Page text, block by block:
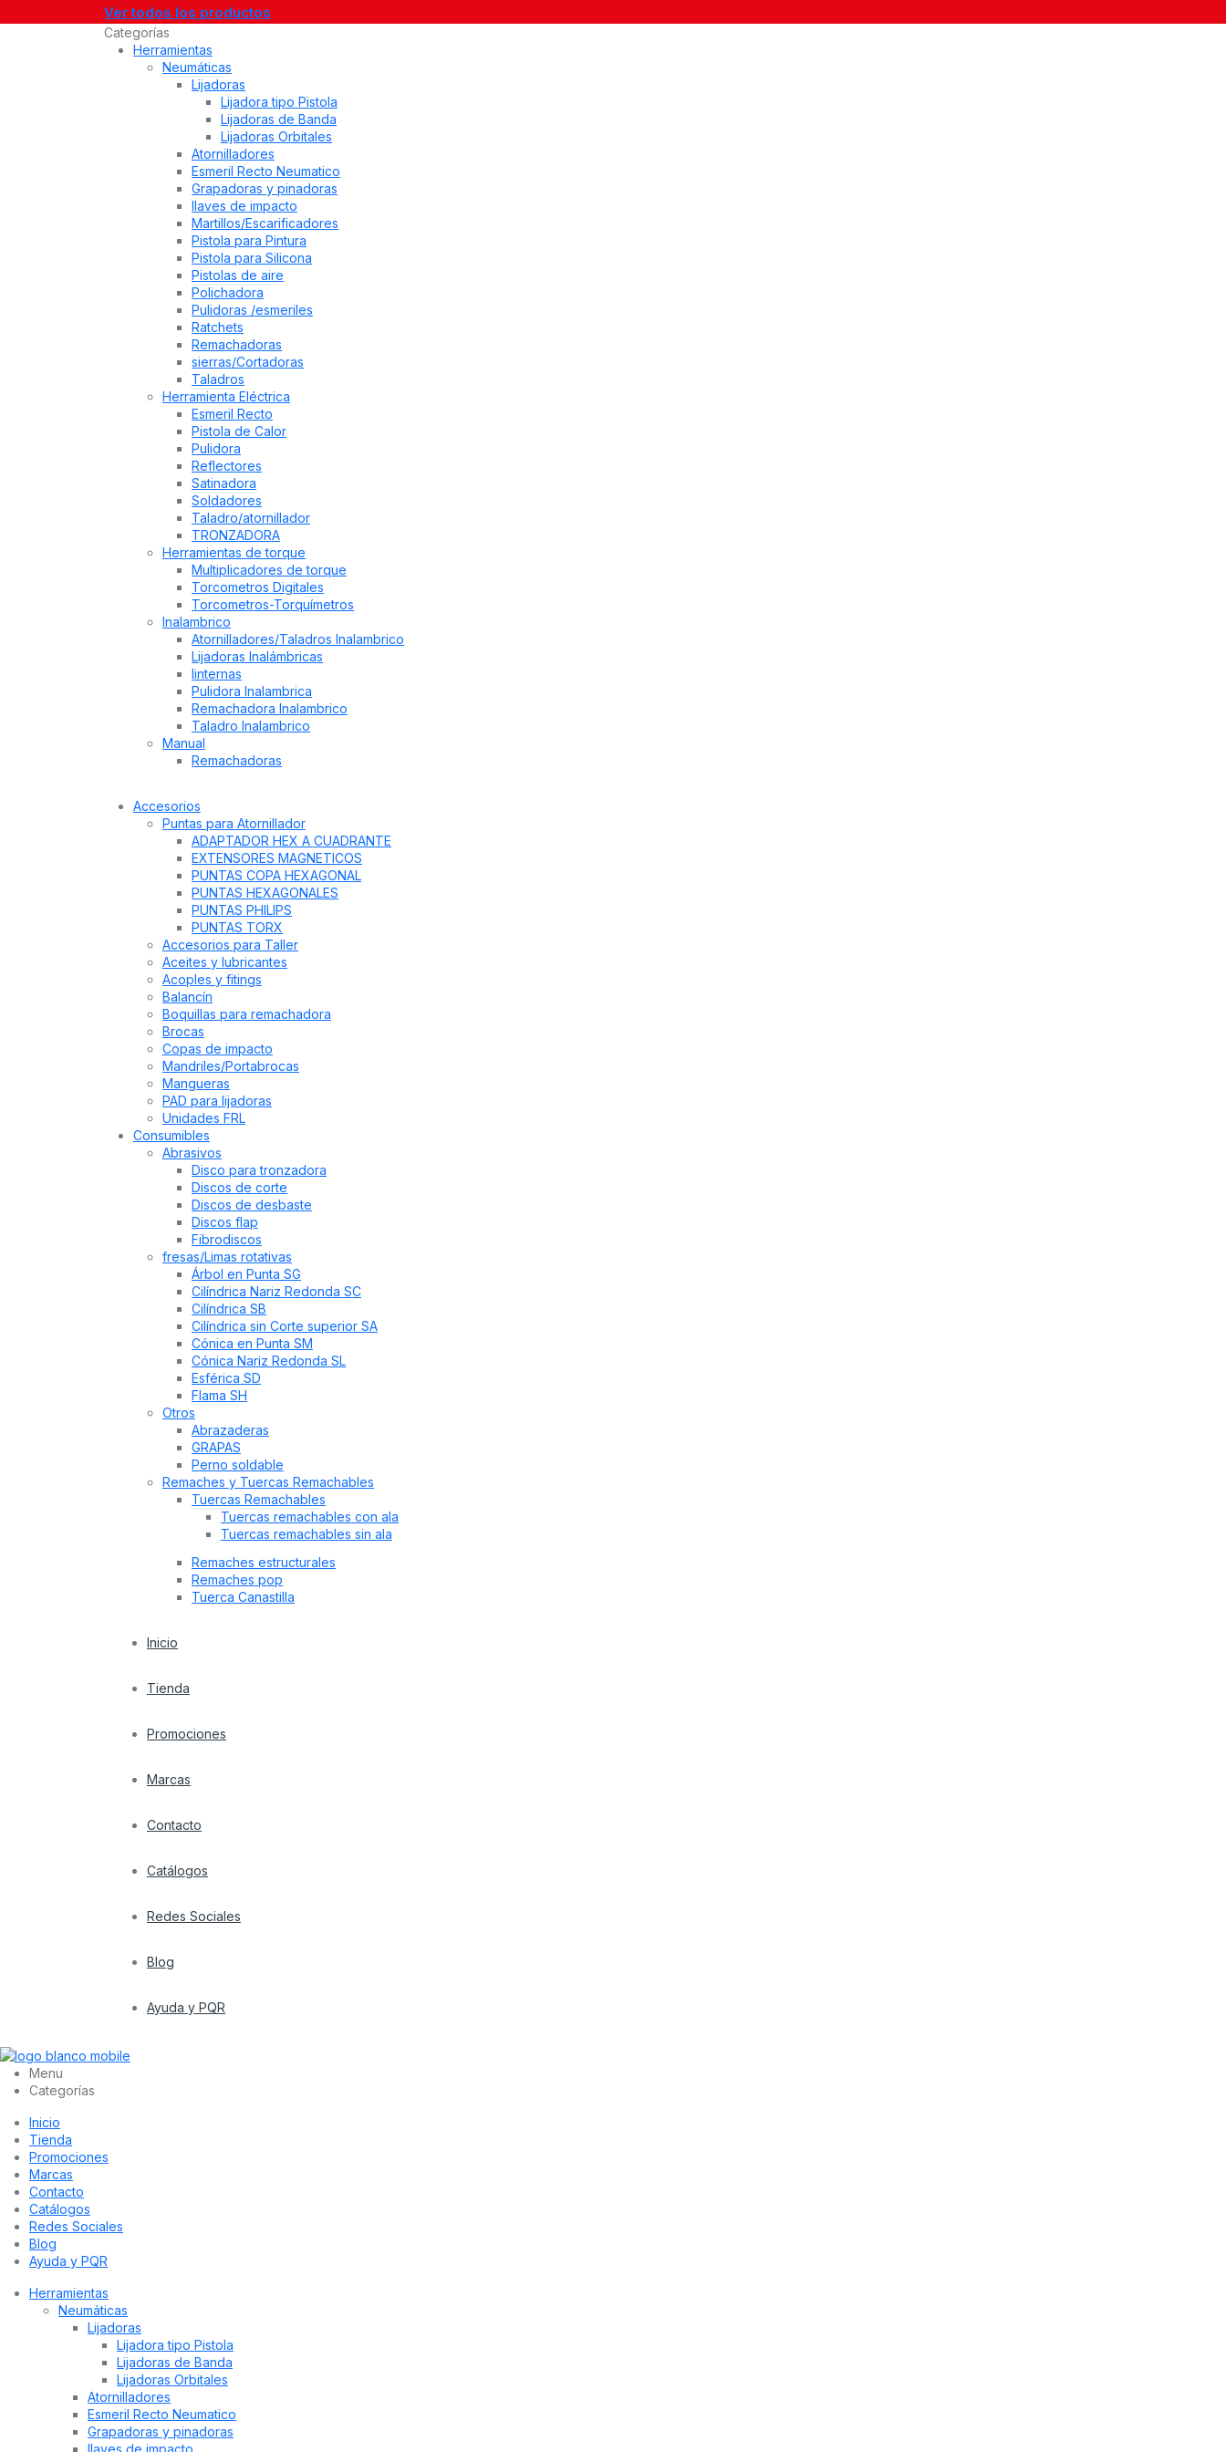
Ver todos los productos
Categorías
Herramientas
Neumáticas
Lijadoras
Lijadora tipo Pistola
Lijadoras de Banda
Lijadoras Orbitales
Atornilladores
Esmeril Recto Neumatico
Grapadoras y pinadoras
llaves de impacto
Martillos/Escarificadores
Pistola para Pintura
Pistola para Silicona
Pistolas de aire
Polichadora
Pulidoras /esmeriles
Ratchets
Remachadoras
sierras/Cortadoras
Taladros
Herramienta Eléctrica
Esmeril Recto
Pistola de Calor
Pulidora
Reflectores
Satinadora
Soldadores
Taladro/atornillador
TRONZADORA
Herramientas de torque
Multiplicadores de torque
Torcometros Digitales
Torcometros-Torquímetros
Inalambrico
Atornilladores/Taladros Inalambrico
Lijadoras Inalámbricas
linternas
Pulidora Inalambrica
Remachadora Inalambrico
Taladro Inalambrico
Manual
Remachadoras
Accesorios
Puntas para Atornillador
ADAPTADOR HEX A CUADRANTE
EXTENSORES MAGNETICOS
PUNTAS COPA HEXAGONAL
PUNTAS HEXAGONALES
PUNTAS PHILIPS
PUNTAS TORX
Accesorios para Taller
Aceites y lubricantes
Acoples y fitings
Balancín
Boquillas para remachadora
Brocas
Copas de impacto
Mandriles/Portabrocas
Mangueras
PAD para lijadoras
Unidades FRL
Consumibles
Abrasivos
Disco para tronzadora
Discos de corte
Discos de desbaste
Discos flap
Fibrodiscos
fresas/Limas rotativas
Árbol en Punta SG
Cilíndrica Nariz Redonda SC
Cilíndrica SB
Cilíndrica sin Corte superior SA
Cónica en Punta SM
Cónica Nariz Redonda SL
Esférica SD
Flama SH
Otros
Abrazaderas
GRAPAS
Perno soldable
Remaches y Tuercas Remachables
Tuercas Remachables
Tuercas remachables con ala
Tuercas remachables sin ala
Remaches estructurales
Remaches pop
Tuerca Canastilla
Inicio
Tienda
Promociones
Marcas
Contacto
Catálogos
Redes Sociales
Blog
Ayuda y PQR
Menu
Categorías
Inicio
Tienda
Promociones
Marcas
Contacto
Catálogos
Redes Sociales
Blog
Ayuda y PQR
Herramientas
Neumáticas
Lijadoras
Lijadora tipo Pistola
Lijadoras de Banda
Lijadoras Orbitales
Atornilladores
Esmeril Recto Neumatico
Grapadoras y pinadoras
llaves de impacto